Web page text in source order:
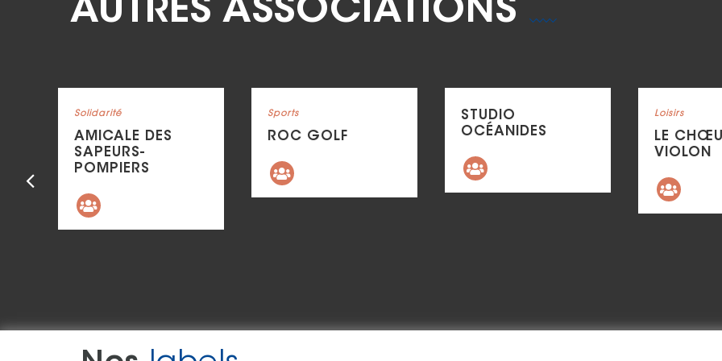
AUTRES ASSOCIATIONS
Catégorie : "
Solidarité
AMICALE DES
SAPEURS-
POMPIERS
Catégorie : "
Sports
ROC GOLF
STUDIO
OCÉANIDES
Catégorie : "
Loisirs
LE
VIOLON